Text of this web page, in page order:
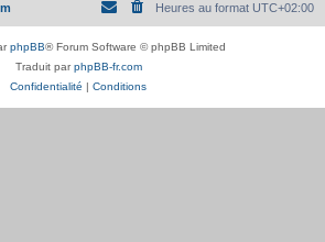
Heures au format UTC+02:00
phpBB® Forum Software © phpBB Limited
Traduit parphpBB-fr.com
Confidentialité | Conditions